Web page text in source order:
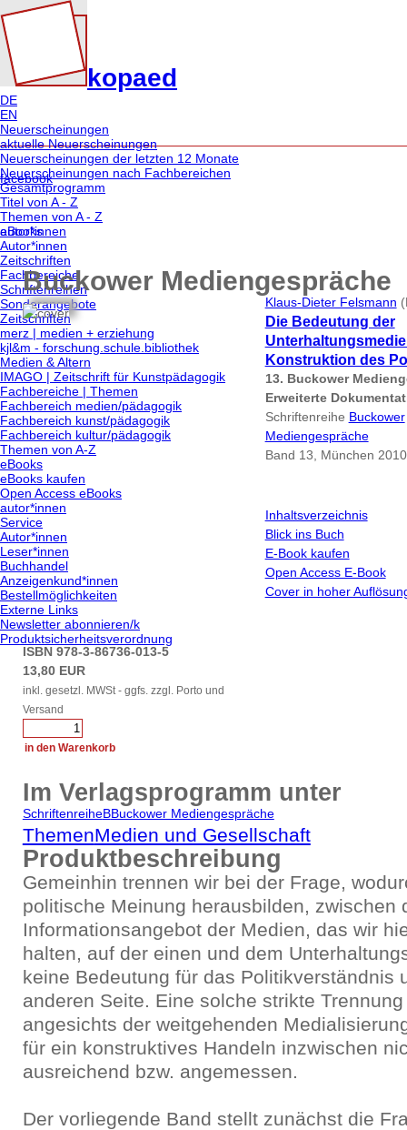
kopaed
DE
EN
Neuerscheinungen
aktuelle Neuerscheinungen
Neuerscheinungen der letzten 12 Monate
Neuerscheinungen nach Fachbereichen
Gesamtprogramm
Titel von A - Z
Themen von A - Z
eBooks
Autor*innen
Zeitschriften
Fachbereiche
Schriftenreihen
Sonderangebote
Zeitschriften
merz | medien + erziehung
kjl&m - forschung.schule.bibliothek
Medien & Altern
IMAGO | Zeitschrift für Kunstpädagogik
Fachbereiche | Themen
Fachbereich medien/pädagogik
Fachbereich kunst/pädagogik
Fachbereich kultur/pädagogik
Themen von A-Z
eBooks
eBooks kaufen
Open Access eBooks
autor*innen
Service
Autor*innen
Leser*innen
Buchhandel
Anzeigenkund*innen
Bestellmöglichkeiten
Externe Links
Newsletter abonnieren/k
Produktsicherheitsverordnung
facebook
autor*innen
Buckower Mediengespräche
Klaus-Dieter Felsmann
Die Bedeutung der
Konstruktion des
13. Buckower
Erweiterte
Schriftenreihe Buckower
Mediengespräche
Band 13, München
Inhaltsverzeichnis
Blick ins Buch
E-Book kaufen
Open Access E-Book
Cover in hoher
ISBN 978-3-86736-013-5
13,80 EUR
inkl. gesetzl. MWSt - ggfs. zzgl. Porto und
Versand
Im Verlagsprogramm unter
SchriftenreiheBBuckower Mediengespräche
ThemenMedien und Gesellschaft
Produktbeschreibung
Gemeinhin trennen wir bei der Frage,
politische Meinung herausbilden, zwischen
Informationsangebot der Medien, das wir
halten, auf der einen und dem
keine Bedeutung für das Politikverständnis
anderen Seite. Eine solche strikte
angesichts der weitgehenden
für ein konstruktives Handeln inzwischen
ausreichend bzw. angemessen.
Der vorliegende Band stellt zunächst die